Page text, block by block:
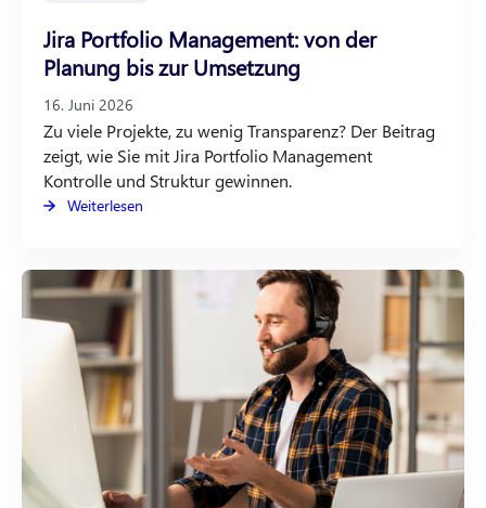
Jira Portfolio Management: von der
Planung bis zur Umsetzung
16. Juni 2026
Zu viele Projekte, zu wenig Transparenz? Der Beitrag
zeigt, wie Sie mit Jira Portfolio Management
Kontrolle und Struktur gewinnen.
Weiterlesen